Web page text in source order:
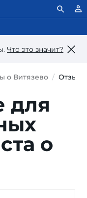
Что это значит?
о Витязево Отзыв
для
о